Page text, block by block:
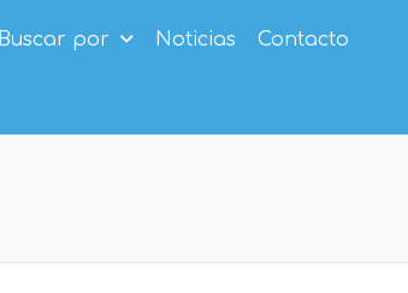
Buscar por Noticias Contacto